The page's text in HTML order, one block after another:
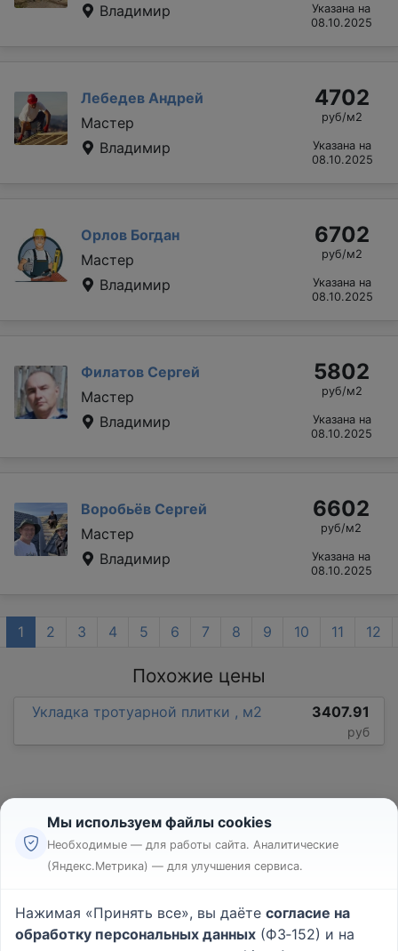
Владимир
Указана на
08.10.2025
Лебедев Андрей
Мастер
Владимир
4702
руб/м2
Указана на
08.10.2025
Орлов Богдан
Мастер
Владимир
6702
руб/м2
Указана на
08.10.2025
Филатов Сергей
Мастер
Владимир
5802
руб/м2
Указана на
08.10.2025
Воробьёв Сергей
Мастер
Владимир
6602
руб/м2
Указана на
08.10.2025
1 2 3 4 5 6 7 8 9 10 11 12
Похожие цены
Укладка тротуарной плитки , м2 3407.91
руб
Реклама
Пользовательское соглашение
Политика конфиденциальности
Мы используем файлы cookies
Необходимые — для работы сайта. Аналитические
(Яндекс.Метрика) — для улучшения сервиса.
Нажимая «Принять все», вы даёте согласие на
обработку персональных данных (ФЗ‑152) и на